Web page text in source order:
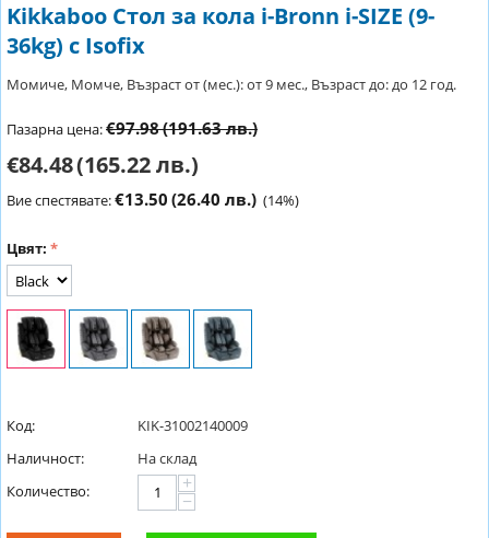
Kikkaboo Стол за кола i-Bronn i-SIZE (9-
36kg) с Isofix
Момиче, Момче, Възраст от (мес.): от 9 мес., Възраст до: до 12 год.
Пазарна цена:€97.98(191.63 лв.)
€84.48(165.22 лв.)
Вие спестявате:€13.50 (26.40 лв.) (14%)
Цвят:
Код:
KIK-31002140009
Наличност:
На склад
Количество:
+
−